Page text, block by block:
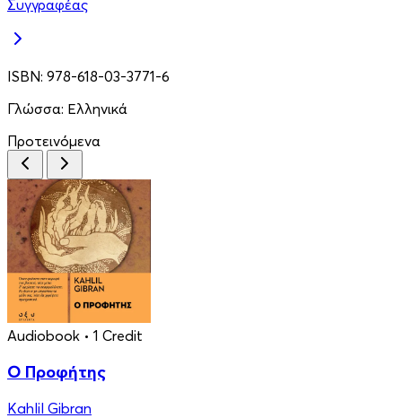
Συγγραφέας
ISBN: 978-618-03-3771-6
Γλώσσα: Ελληνικά
Προτεινόμενα
Audiobook • 1 Credit
Ο Προφήτης
Kahlil Gibran